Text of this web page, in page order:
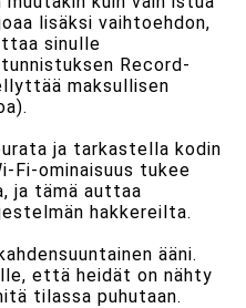
lisäksi vaihtoehdon,
sinulle
Record-
maksullisen
ja tarkastella kodin
Fi-ominaisuus tukee
ja tämä auttaa
hakkereilta.
ääni.
että heidät on nähty
tilassa puhutaan.